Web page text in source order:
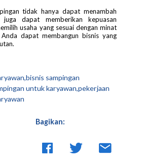
tidak hanya dapat menambah
juga dapat memberikan kepuasan
usaha yang sesuai dengan minat
dapat membangun bisnis yang
sampingan
untuk karyawan,pekerjaan
Bagikan: